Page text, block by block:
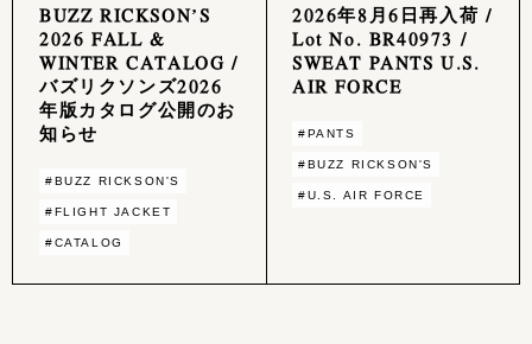
BUZZ RICKSON’S
2026 FALL &
WINTER CATALOG /
バズリクソンズ2026
年版カタログ公開のお
知らせ
#BUZZ RICKSON'S
#FLIGHT JACKET
#CATALOG
2026年8月6日再入荷 /
Lot No. BR40973 /
SWEAT PANTS U.S.
AIR FORCE
#PANTS
#BUZZ RICKSON'S
#U.S. AIR FORCE